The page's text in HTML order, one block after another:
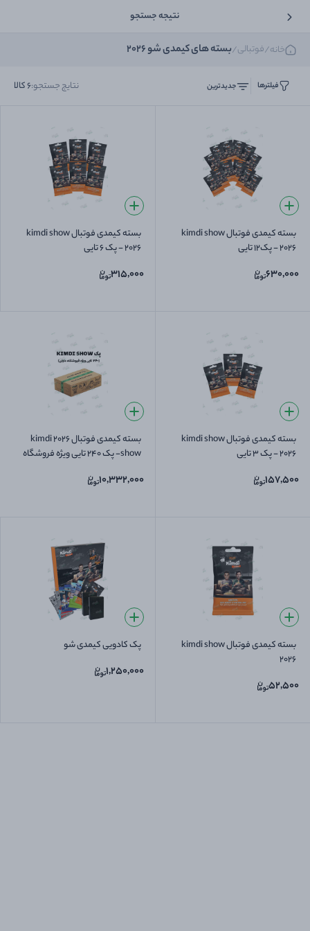
نتیجه جستجو
خانه/فوتبالی/بسته های کیمدی شو 2026
فیلترها جدیدترین نتایج جستجو:6کالا
بسته کیمدی فوتبال kimdi show
2026 - پک12 تایی
630,000
بسته کیمدی فوتبال kimdi show
2026 - پک 6 تایی
315,000
بسته کیمدی فوتبال kimdi show
2026 - پک 3 تایی
157,500
بسته کیمدی فوتبال 2026 kimdi
show- پک 240 تایی ویژه فروشگاه
10,332,000
بسته کیمدی فوتبال kimdi show
2026
52,500
پک کادویی کیمدی شو
1,250,000